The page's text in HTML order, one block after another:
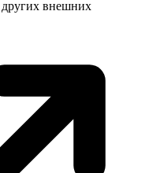
других внешних